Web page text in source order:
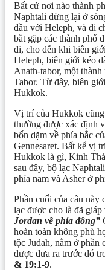
Bất cứ nơi nào thành
Naphtali dừng lại ở
đầu với Heleph, và di
bắt gặp các thành phố
đi, cho đến khi biên
Heleph, biên giới kéo
Anath-tabor, một
Tabor. Từ đây, biên
Hukkok.
Vị trí của Hukkok
thường được xác định
bốn dặm về phía bắc
Gennesaret. Bất kể vị
Hukkok là gì, Kinh
sau đây, bộ lạc
phía nam và Asher ở
Phần cuối của câu này
lạc được cho là đã giáp
Jordan về phía đông”
hoàn toàn không phù
tộc Judah, nằm ở phần
được đưa ra trước đó
& 19:1-9.